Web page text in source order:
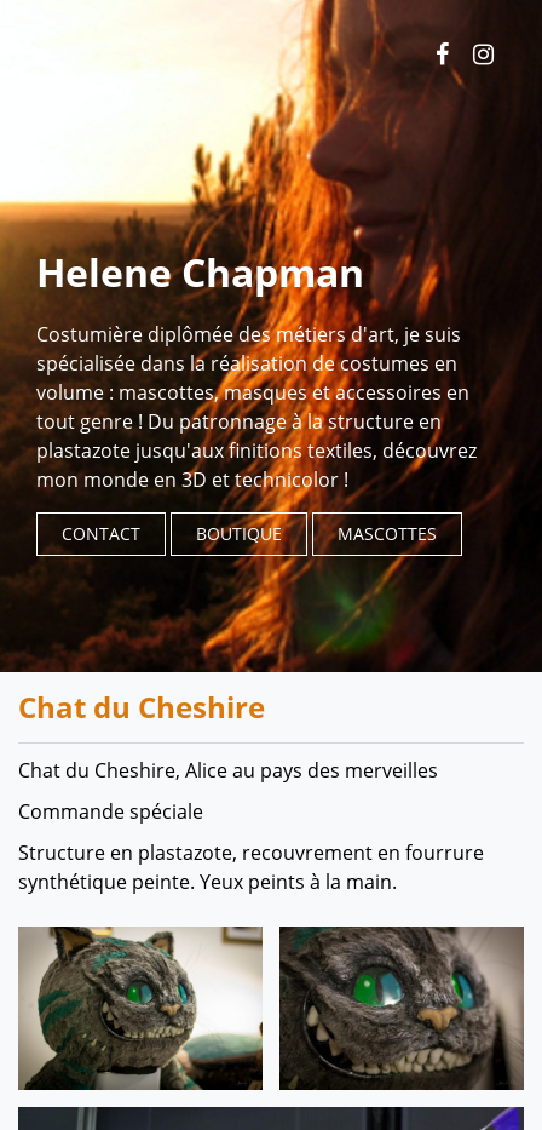
Helene Chapman
Costumière diplômée des métiers d'art, je suis
spécialisée dans la réalisation de costumes en
volume : mascottes, masques et accessoires en
tout genre ! Du patronnage à la structure en
plastazote jusqu'aux finitions textiles, découvrez
mon monde en 3D et technicolor !
CONTACT BOUTIQUE MASCOTTES
Chat du Cheshire
Chat du Cheshire, Alice au pays des merveilles
Commande spéciale
Structure en plastazote, recouvrement en fourrure
synthétique peinte. Yeux peints à la main.